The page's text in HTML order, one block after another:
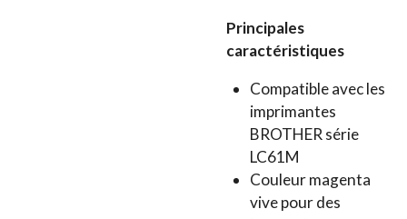
Principales
caractéristiques
Compatible avec les
imprimantes
BROTHER série
LC61M
Couleur magenta
vive pour des